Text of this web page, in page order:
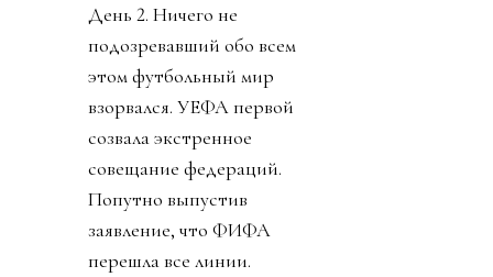
День 2. Ничего не
подозревавший обо всем
этом футбольный мир
взорвался. УЕФА первой
созвала экстренное
совещание федераций.
Попутно выпустив
заявление, что ФИФА
перешла все линии.